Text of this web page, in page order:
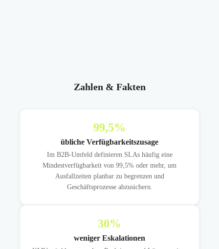
Zahlen & Fakten
99,5%
übliche Verfügbarkeitszusage
Im B2B-Umfeld definieren SLAs häufig eine
Mindestverfügbarkeit von 99,5% oder mehr, um
Ausfallzeiten planbar zu begrenzen und
Geschäftsprozesse abzusichern.
30%
weniger Eskalationen